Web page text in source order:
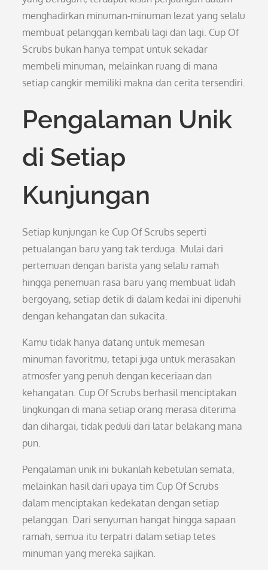
menghadirkan minuman-minuman lezat yang selalu
membuat pelanggan kembali lagi dan lagi. Cup Of
Scrubs bukan hanya tempat untuk sekadar
membeli minuman, melainkan ruang di mana
setiap cangkir memiliki makna dan cerita tersendiri.
Pengalaman Unik
di Setiap
Kunjungan
Setiap kunjungan ke Cup Of Scrubs seperti
petualangan baru yang tak terduga. Mulai dari
pertemuan dengan barista yang selalu ramah
hingga penemuan rasa baru yang membuat lidah
bergoyang, setiap detik di dalam kedai ini dipenuhi
dengan kehangatan dan sukacita.
Kamu tidak hanya datang untuk memesan
minuman favoritmu, tetapi juga untuk merasakan
atmosfer yang penuh dengan keceriaan dan
kehangatan. Cup Of Scrubs berhasil menciptakan
lingkungan di mana setiap orang merasa diterima
dan dihargai, tidak peduli dari latar belakang mana
pun.
Pengalaman unik ini bukanlah kebetulan semata,
melainkan hasil dari upaya tim Cup Of Scrubs
dalam menciptakan kedekatan dengan setiap
pelanggan. Dari senyuman hangat hingga sapaan
ramah, semua itu terpatri dalam setiap tetes
minuman yang mereka sajikan.